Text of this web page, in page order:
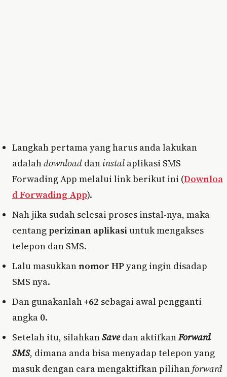
Langkah pertama yang harus anda lakukan
adalahdownload dan instal aplikasi SMS
Forwading App melalui link berikut ini (Downloa
d Forwading App).
Nah jika sudah selesai proses instal-nya, maka
centangperizinan aplikasiuntuk mengakses
telepon dan SMS.
Lalu masukkannomor HPyang ingin disadap
SMS nya.
Dan gunakanlah+62 sebagai awal pengganti
angka 0.
Setelah itu, silahkanSave dan aktifkanForward
SMS, dimana anda bisa menyadap telepon yang
masuk dengan cara mengaktifkan pilihanforward